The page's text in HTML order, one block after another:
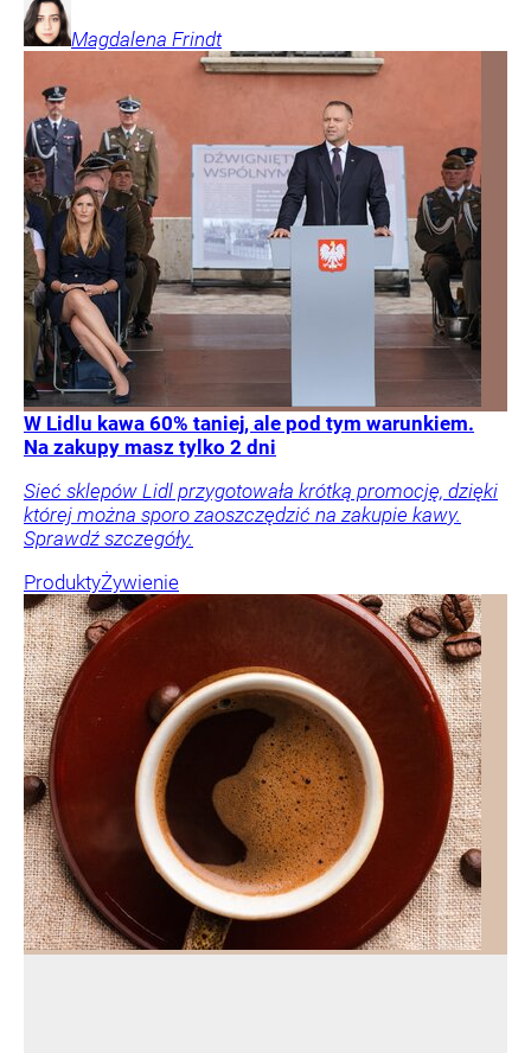
Magdalena Frindt
W Lidlu kawa 60% taniej, ale pod tym warunkiem.
Na zakupy masz tylko 2 dni
Sieć sklepów Lidl przygotowała krótką promocję, dzięki
której można sporo zaoszczędzić na zakupie kawy.
Sprawdź szczegóły.
ProduktyŻywienie